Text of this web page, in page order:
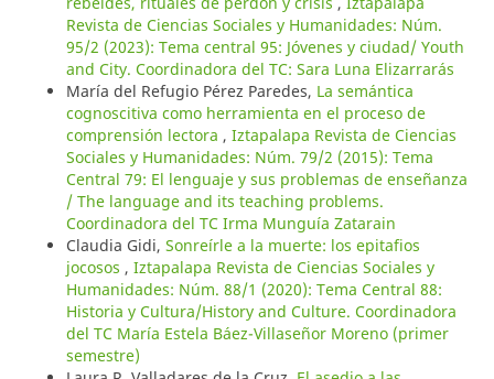
Revista de Ciencias Sociales y Humanidades: Núm.
95/2 (2023): Tema central 95: Jóvenes y ciudad/ Youth
and City. Coordinadora del TC: Sara Luna Elizarrarás
María del Refugio Pérez Paredes, La semántica
cognoscitiva como herramienta en el proceso de
comprensión lectora , Iztapalapa Revista de Ciencias
Sociales y Humanidades: Núm. 79/2 (2015): Tema
Central 79: El lenguaje y sus problemas de enseñanza
/ The language and its teaching problems.
Coordinadora del TC Irma Munguía Zatarain
Claudia Gidi, Sonreírle a la muerte: los epitafios
jocosos , Iztapalapa Revista de Ciencias Sociales y
Humanidades: Núm. 88/1 (2020): Tema Central 88:
Historia y Cultura/History and Culture. Coordinadora
del TC María Estela Báez-Villaseñor Moreno (primer
semestre)